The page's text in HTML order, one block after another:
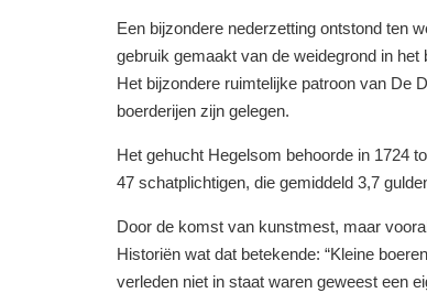
Een bijzondere nederzetting ontstond ten
gebruik gemaakt van de weidegrond in het
Het bijzondere ruimtelijke patroon van De
boerderijen zijn gelegen.
Het gehucht Hegelsom behoorde in 1724
47 schatplichtigen, die gemiddeld 3,7
Door de komst van kunstmest, maar
Historiën wat dat betekende: “Kleine
verleden niet in staat waren geweest een